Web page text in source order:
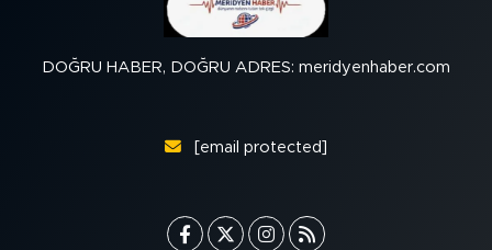
DOĞRU HABER, DOĞRU ADRES: meridyenhaber.com
[email protected]